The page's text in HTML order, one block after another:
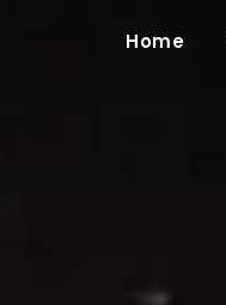
Home